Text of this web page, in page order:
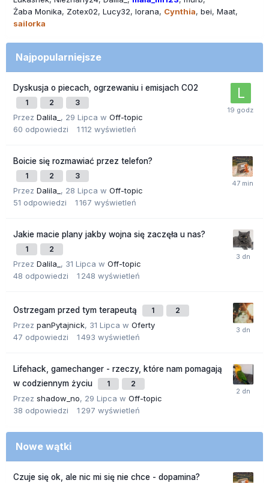
Żaba Monika
Zotex02 Lucy32 lorana Cynthia bei Maat
sailorka
Najpopularniejsze
Dyskusja o piecach, ogrzewaniu i emisjach CO2
1 2 3
Przez Dalila_ , 29 Lipca w Off-topic
60 odpowiedzi 1 112 wyświetleń
Boicie się rozmawiać przez telefon?
1 2 3
Przez Dalila_ , 28 Lipca w Off-topic
51 odpowiedzi 1 167 wyświetleń
Jakie macie plany jakby wojna się zaczęła u nas?
1 2
Przez Dalila_ , 31 Lipca w Off-topic
48 odpowiedzi 1 248 wyświetleń
Ostrzegam przed tym terapeutą 1 2
Przez panPytajnick, 31 Lipca w Oferty
47 odpowiedzi 1 493 wyświetleń
Lifehack, gamechanger - rzeczy, które nam pomagają
w codziennym życiu
1 2
Przez shadow_no, 29 Lipca w Off-topic
38 odpowiedzi 1 297 wyświetleń
Nowe wątki
Czuje się ok, ale nic mi się nie chce - dopamina?